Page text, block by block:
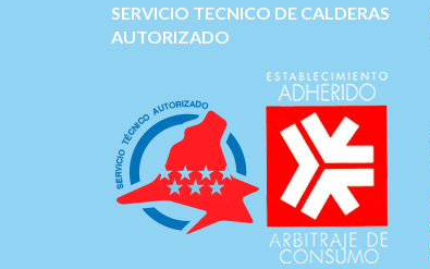
SERVICIO TECNICO DE CALDERAS
AUTORIZADO